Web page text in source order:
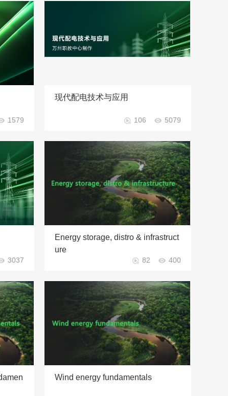
1579
现代配电技术与应用
106 5079
3037
Energy storage, distro & infrastruct
ure
82 400
Wind energy fundamentals